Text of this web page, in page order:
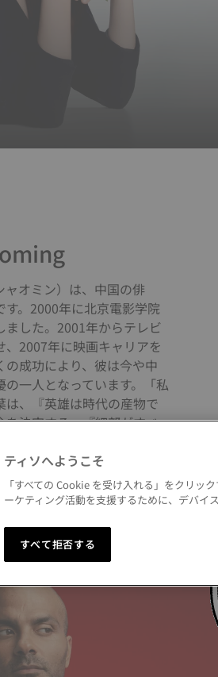
ャオミン）は、中国の俳
。2000年に北京電影学院
ました。2001年からテレビ
、2007年に映画キャリアを
の成功により、彼は今や中
一人となっています。「私
は、『英雄は時代の産物で
を決定する』『細部がすべ
」
ティソへようこそ
「すべての Cookie を受け入れる」をクリッ
ーケティング活動を支援するために、デバイ
すべて拒否する